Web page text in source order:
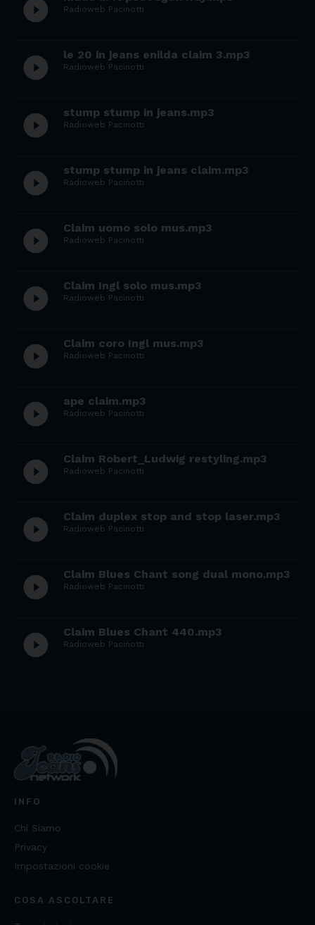
play_circle_filled Radioweb Pacinotti
play_circle_filled le 20 in jeans enilda claim 3.mp3
Radioweb Pacinotti
play_circle_filled stump stump in jeans.mp3
Radioweb Pacinotti
play_circle_filled stump stump in jeans claim.mp3
Radioweb Pacinotti
play_circle_filled Claim uomo solo mus.mp3
Radioweb Pacinotti
play_circle_filled Claim Ingl solo mus.mp3
Radioweb Pacinotti
play_circle_filled Claim coro Ingl mus.mp3
Radioweb Pacinotti
play_circle_filled ape claim.mp3
Radioweb Pacinotti
play_circle_filled Claim Robert_Ludwig restyling.mp3
Radioweb Pacinotti
play_circle_filled Claim duplex stop and stop laser.mp3
Radioweb Pacinotti
play_circle_filled Claim Blues Chant song dual mono.mp3
Radioweb Pacinotti
play_circle_filled Claim Blues Chant 440.mp3
Radioweb Pacinotti
INFO
Chi Siamo
Privacy
Impostazioni cookie
COSA ASCOLTARE